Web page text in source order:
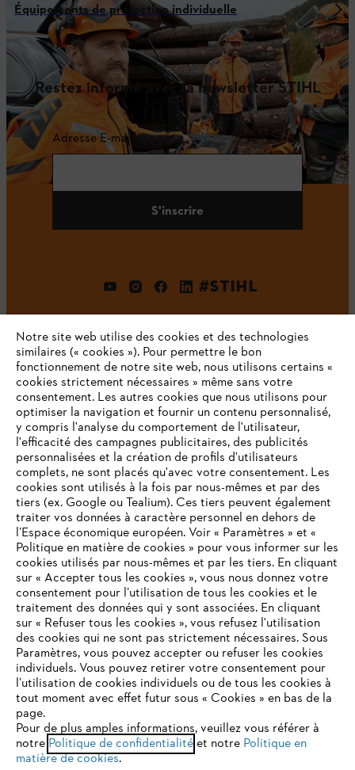
Équipements de protection individuelle
Restez informé avec la newsletter STIHL
Adresse E-mail
S'inscrire
#STIHL
L'Entreprise
STIHL FAQ
Contact
Politique de protection des données
Mentions légales Utilisation des cookies
Informations juridiques
VOTRE NAVIGATEUR INTERNET
N'EST PLUS PRIS EN CHARGE
Vous utilisez un navigateur Internet que nous ne prenons plus
en charge, et certaines fonctionnalités de notre site ne
peuvent fonctionner correctement. Pour une utilisation
optimale de notre site, nous vous recommandons de passer à
l'un des navigateurs suivants :
Notre site web utilise des cookies et des technologies
similaires (« cookies »). Pour permettre le bon
fonctionnement de notre site web, nous utilisons certains «
cookies strictement nécessaires » même sans votre
consentement. Les autres cookies que nous utilisons pour
optimiser la navigation et fournir un contenu personnalisé,
y compris l'analyse du comportement de l'utilisateur,
l'efficacité des campagnes publicitaires, des publicités
personnalisées et la création de profils d'utilisateurs
complets, ne sont placés qu'avec votre consentement. Les
cookies sont utilisés à la fois par nous-mêmes et par des
tiers (ex. Google ou Tealium). Ces tiers peuvent également
traiter vos données à caractère personnel en dehors de
l’Espace économique européen. Voir « Paramètres » et «
Politique en matière de cookies » pour vous informer sur les
cookies utilisés par nous-mêmes et par les tiers. En cliquant
sur « Accepter tous les cookies », vous nous donnez votre
consentement pour l’utilisation de tous les cookies et le
traitement des données qui y sont associées. En cliquant
sur « Refuser tous les cookies », vous refusez l'utilisation
des cookies qui ne sont pas strictement nécessaires. Sous
Paramètres, vous pouvez accepter ou refuser les cookies
individuels. Vous pouvez retirer votre consentement pour
l’utilisation de cookies individuels ou de tous les cookies à
tout moment avec effet futur sous « Cookies » en bas de la
page.
Pour de plus amples informations, veuillez vous référer à
notre Politique de confidentialitéet notre Politique en
matière de cookies.